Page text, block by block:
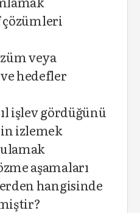
çözümleri
veya
hedefler
işlev gördüğünü
izlemek
aşamaları
hangisinde